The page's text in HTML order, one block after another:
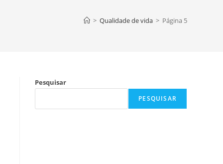
> Qualidade de vida > Página 5
Pesquisar
PESQUISAR